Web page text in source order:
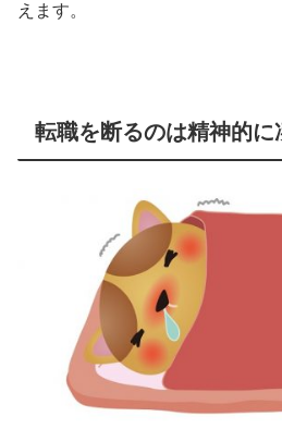
えます。
転職を断るのは精神的に